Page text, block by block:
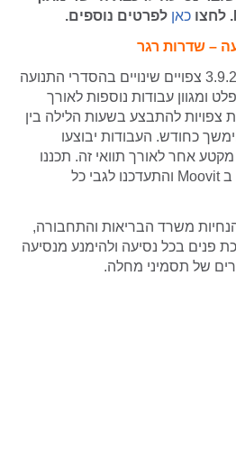
כאן לפרטים נוספים.
– שדרות רגר
בין התאריכים 4.8.20 – 3.9.20 צפויים שינויים בהסדרי התנועה
ומגוון עבודות נוספות לאורך
צפויות להתבצע בשעות הלילה בין
להימשך כחודש. העבודות יבוצעו
אחר לאורך תוואי זה. תכננו
את מסלול הנסיעה שלכם ב Moovit והתעדכנו לגבי כל
משרד הבריאות והתחבורה,
פנים בכל נסיעה ולהימנע מנסיעה
של תסמיני מחלה.